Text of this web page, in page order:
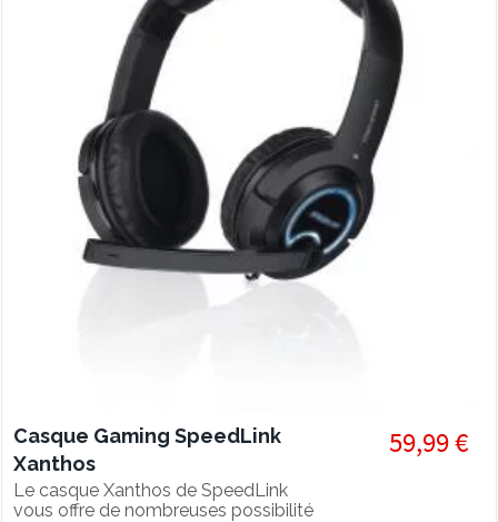
Casque Gaming SpeedLink
Xanthos
Le casque Xanthos de SpeedLink
vous offre de nombreuses possibilité
59,99 €